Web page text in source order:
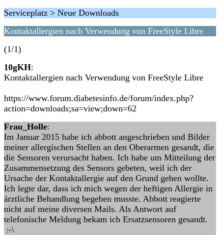
Serviceplatz > Neue Downloads
Kontaktallergien nach Verwendung von FreeStyle Libre
(1/1)
10gKH:
Kontaktallergien nach Verwendung von FreeStyle Libre
https://www.forum.diabetesinfo.de/forum/index.php?
action=downloads;sa=view;down=62
Frau_Holle:
Im Januar 2015 habe ich abbott angeschrieben und Bilder
meiner allergischen Stellen an den Oberarmen gesandt, die
die Sensoren verursacht haben. Ich habe um Mitteilung der
Zusammensetzung des Sensors gebeten, weil ich der
Ursache der Kontaktallergie auf den Grund gehen wollte.
Ich legte dar, dass ich mich wegen der heftigen Allergie in
ärztliche Behandlung begeben musste. Abbott reagierte
nicht auf meine diversen Mails. Als Antwort auf
telefonische Meldung bekam ich Ersatzsensoren gesandt.
:-\